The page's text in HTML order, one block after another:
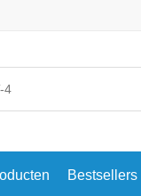
Bestsellers